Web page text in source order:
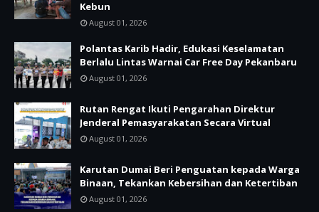
Kebun
August 01, 2026
Polantas Karib Hadir, Edukasi Keselamatan
Berlalu Lintas Warnai Car Free Day Pekanbaru
August 01, 2026
Rutan Rengat Ikuti Pengarahan Direktur
Jenderal Pemasyarakatan Secara Virtual
August 01, 2026
Karutan Dumai Beri Penguatan kepada Warga
Binaan, Tekankan Kebersihan dan Ketertiban
August 01, 2026